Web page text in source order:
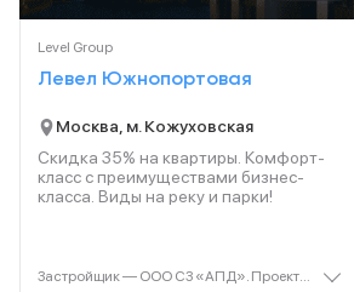
Level Group
Левел Южнопортовая
Москва, м. Кожуховская
Скидка 35% на квартиры. Комфорт-
класс с преимуществами бизнес-
класса. Виды на реку и парки!
Застройщик — ООО СЗ «АПД». Проектная декларация — наш.дом.рф. Акция до 28.02.2026. Не оферта. Подробности — Level.ru